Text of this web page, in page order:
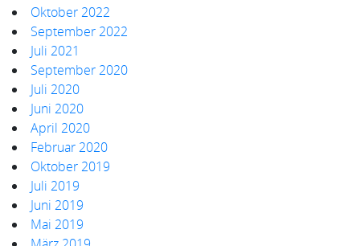
Oktober 2022
September 2022
Juli 2021
September 2020
Juli 2020
Juni 2020
April 2020
Februar 2020
Oktober 2019
Juli 2019
Juni 2019
Mai 2019